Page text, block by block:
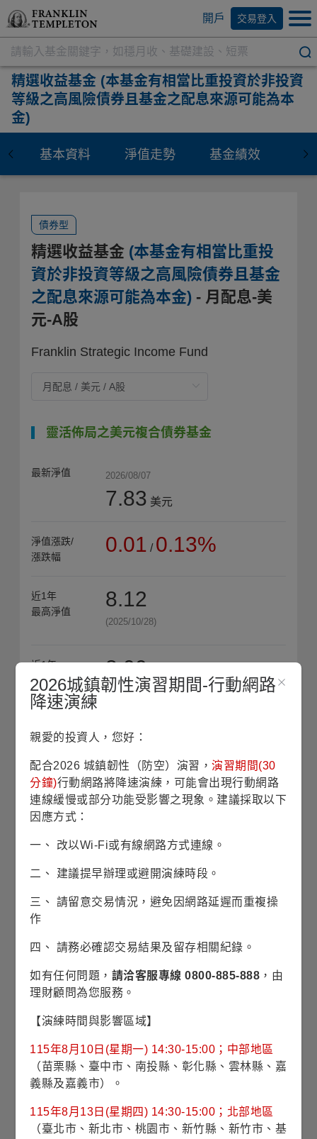
開戶 交易登入
精選收益基金 (本基金有相當比重投資於非投資
等級之高風險債券且基金之配息來源可能為本
金)
基本資料 淨值走勢 基金績效 資
債券型
精選收益基金 (本基金有相當比重投
資於非投資等級之高風險債券且基金
之配息來源可能為本金) - 月配息-美
元-A股
Franklin Strategic Income Fund
靈活佈局之美元複合債券基金
最新淨值 2026/08/07
7.83 美元
淨值漲跌/
漲跌幅
0.01 / 0.13%
近1年
最高淨值
8.12
(2025/10/28)
近1年
平均淨值
8.00
單筆申購
定期定額
歷史配息查詢
除息日 08/03
淨值 7.80
(美元)
當次配息率(%) 0.50
含息報酬率(%)
除息日 07/01
2026城鎮韌性演習期間-行動網路
降速演練
親愛的投資人，您好：
配合2026 城鎮韌性（防空）演習，演習期間(30
分鐘)行動網路將降速演練，可能會出現行動網路
連線緩慢或部分功能受影響之現象。建議採取以下
因應方式：
一、 改以Wi-Fi或有線網路方式連線。
二、 建議提早辦理或避開演練時段。
三、 請留意交易情況，避免因網路延遲而重複操
作
四、 請務必確認交易結果及留存相關紀錄。
如有任何問題， 請洽客服專線 0800-885-888 ，由
理財顧問為您服務。
【演練時間與影響區域】
115年8月10日(星期一) 14:30-15:00；中部地區
（苗栗縣、臺中市、南投縣、彰化縣、雲林縣、嘉
義縣及嘉義市）。
115年8月13日(星期四) 14:30-15:00；北部地區
（臺北市、新北市、桃園市、新竹縣、新竹市、基